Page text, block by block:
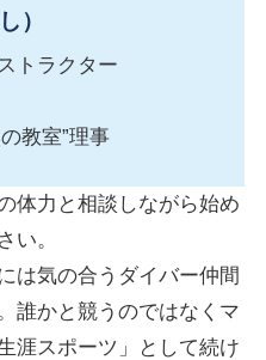
）
トラクター
教室”理事
体力と相談しながら始め
い。
は気の合うダイバー仲間
誰かと競うのではなくマ
涯スポーツ」として続け